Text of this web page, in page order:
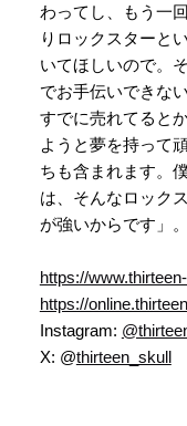
わってし、もう一
りロックスターと
いてほしいので。
でお手伝いできな
すでに売れてると
ようと夢を持って
ちも含まれます。
は、そんなロック
が強いからです」
https://
https://
Instagram:
X: @thirteen_skull